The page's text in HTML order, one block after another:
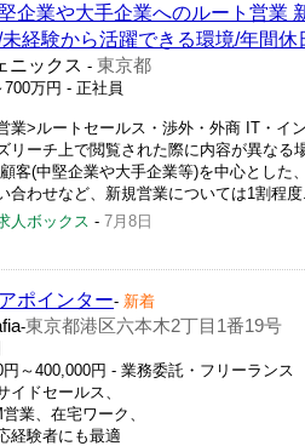
企業や大手企業へのルート営業
経験から活躍できる環境/年間休
ニックス - 東京都
万円 - 正社員
業>ルートセールス・渉外・外商 IT・イ
リーチ上で閲覧された際に内容が異な
客(中堅企業や大手企業等)を中心とした
合わせなど、新規営業については1割程
人ボックス - 7月8日
ポインター- 新着
-東京都港区六本木2丁目1番19号
円～400,000円 - 業務委託・フリーランス
イドセールス、
業、在宅ワーク、
経験者にも最適